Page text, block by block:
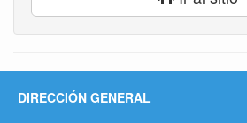
DIRECCIÓN GENERAL